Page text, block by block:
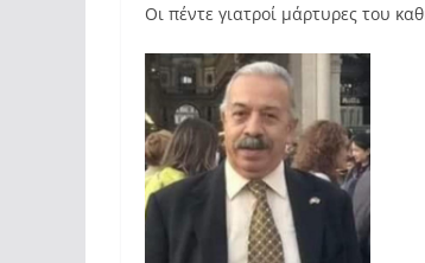
Οι πέντε γιατροί μάρτυρες του